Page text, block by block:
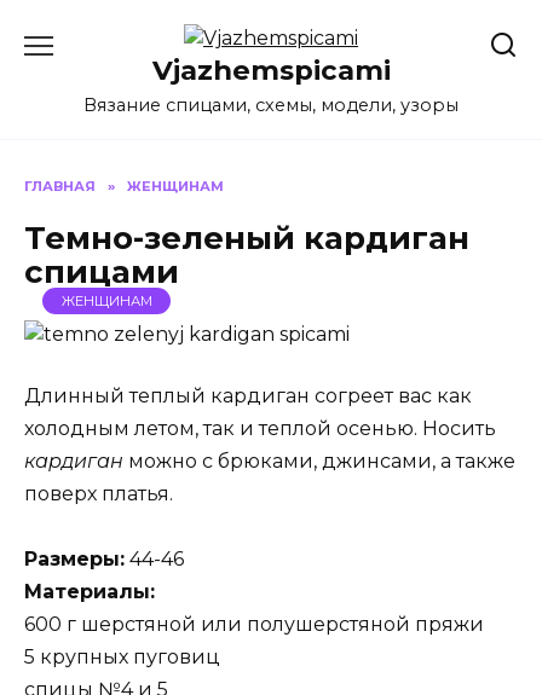
Vjazhemspicami
Вязание спицами, схемы, модели, узоры
ГЛАВНАЯ » ЖЕНЩИНАМ
Темно-зеленый кардиган
спицами
ЖЕНЩИНАМ
Длинный теплый кардиган согреет вас как
холодным летом, так и теплой осенью. Носить
кардиган можно с брюками, джинсами, а также
поверх платья.
Размеры: 44-46
Материалы:
600 г шерстяной или полушерстяной пряжи
5 крупных пуговиц
спицы №4 и 5